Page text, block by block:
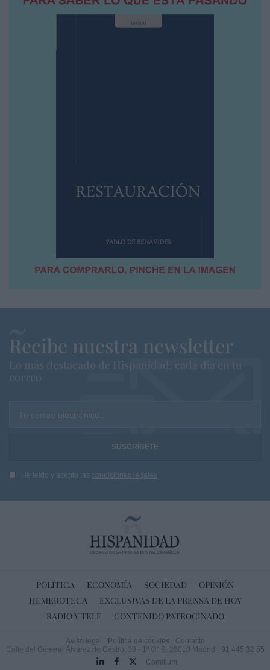
Recibe nuestra newsletter
Lo más destacado de Hispanidad, cada dia en tu
correo
Tu correo electrónico...
He leído y acepto las condiciones legales
POLÍTICA ECONOMÍA SOCIEDAD
OPINIÓN
HEMEROTECA
EXCLUSIVAS DE LA PRENSA DE HOY
RADIO Y TELE
CONTENIDO PATROCINADO
Aviso legal Política de cookies
Contacto
Calle del General Álvarez de Castro, 39 - 1º Of. 9. 28010 Madrid
91 445 32 55
Comitium